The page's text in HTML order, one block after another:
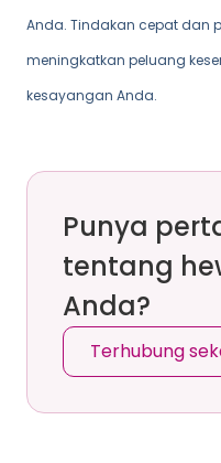
Anda. Tindakan cepat dan
meningkatkan peluang
kesayangan Anda.
Punya
tentang
Anda?
Terhubung